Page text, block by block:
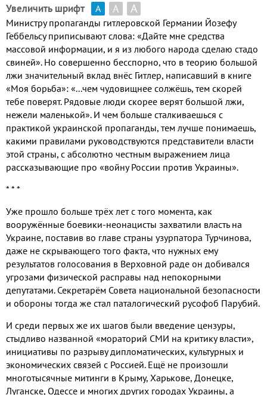
Увеличить шрифт А А А
Министру пропаганды гитлеровской Германии Йозефу
Геббельсу приписывают слова: «Дайте мне средства
массовой информации, и я из любого народа сделаю стадо
свиней». Но совершенно бесспорно, что в теорию большой
лжи значительный вклад внёс Гитлер, написавший в книге
«Моя борьба»: «...чем чудовищнее солжёшь, тем скорей
тебе поверят. Рядовые люди скорее верят большой лжи,
нежели маленькой». И чем больше сталкиваешься с
практикой украинской пропаганды, тем лучше понимаешь,
какими правилами руководствуются представители власти
этой страны, с абсолютно честным выражением лица
рассказывающие про «войну России против Украины».
* * *
Уже прошло больше трёх лет с того момента, как
вооружённые боевики-неонацисты захватили власть на
Украине, поставив во главе страны узурпатора Турчинова,
даже не скрывающего того факта, что нужных ему
результатов голосования в Верховной раде он добивался
угрозами физической расправы над непокорными
депутатами. Секретарём Совета национальной безопасности
и обороны тогда же стал паталогический русофоб Парубий.
И среди первых же их шагов были введение цензуры,
стыдливо названной «мораторий СМИ на критику власти»,
инициативы по разрыву дипломатических, культурных и
экономических связей с Россией. Ещё не произошли
многотысячные митинги в Крыму, Харькове, Донецке,
Луганске, Одессе и многих других городах Украины, а